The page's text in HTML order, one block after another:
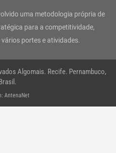
d
i
n
b
e
a
p
uma metodologia própria de
para a competitividade,
portes e atividades.
Algomais. Recife. Pernambuco,
AntenaNet